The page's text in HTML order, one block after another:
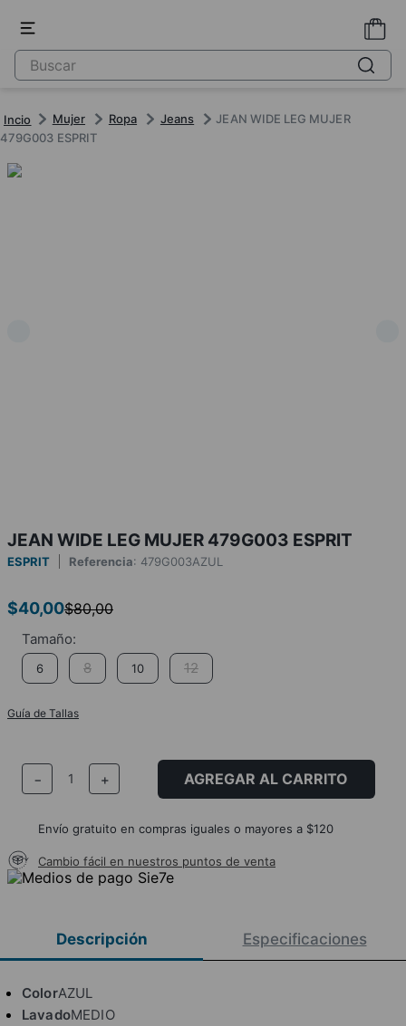
Mujer Ropa Jeans
JEAN WIDE LEG MUJER
479G003 ESPRIT
JEAN WIDE LEG MUJER 479G003 ESPRIT
ESPRIT Referencia: 479G003AZUL
$40,00$80,00
6 8 10 12
Guía de Tallas
＋
－ AGREGAR AL CARRITO
Envío gratuito en compras iguales o mayores a $120
Cambio fácil en nuestros puntos de venta
Descripción Especificaciones
ColorAZUL
LavadoMEDIO